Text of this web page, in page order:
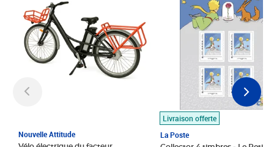
Nouvelle Attitude
Livraison offerte
La Poste